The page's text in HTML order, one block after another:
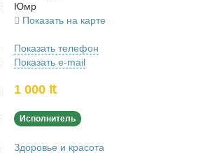
Юмр
Показать на карте
Показать телефон
Показать e-mail
1 000 ₶
Исполнитель
Здоровье и красота